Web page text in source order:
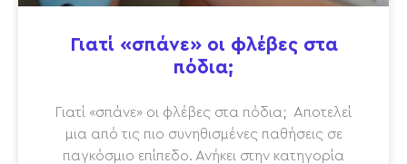
Γιατί «σπάνε» οι φλέβες στα
πόδια;
Γιατί «σπάνε» οι φλέβες στα πόδια; Αποτελεί
μια από τις πιο συνηθισμένες παθήσεις σε
παγκόσμιο επίπεδο. Ανήκει στην κατηγορία